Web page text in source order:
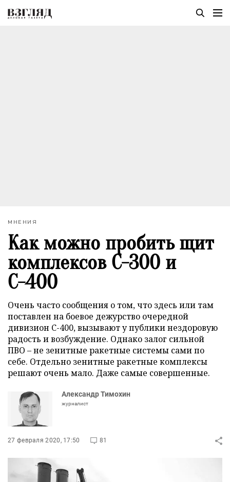
МНЕНИЯ
Как можно пробить щит
комплексов С-300 и
С-400
Очень часто сообщения о том, что здесь или там
поставлен на боевое дежурство очередной
дивизион С-400, вызывают у публики нездоровую
радость и возбуждение. Однако залог сильной
ПВО – не зенитные ракетные системы сами по
себе. Отдельно зенитные ракетные комплексы
решают очень мало. Даже самые совершенные.
Александр Тимохин
журналист
27 февраля 2020, 17:50 81